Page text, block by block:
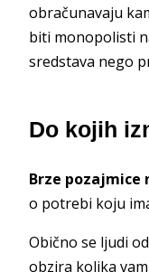
obračunavaju
biti monopolisti
sredstava nego
Do kojih
Brze pozajmice
o potrebi koju
Obično se ljudi
obzira kolika